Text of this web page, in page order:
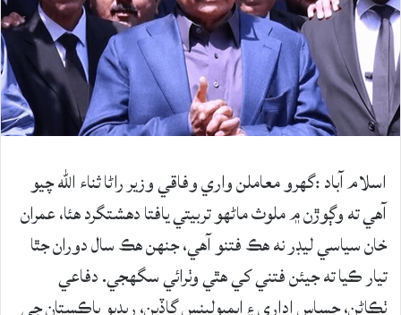
اسلام آباد :گهرو معاملن واري وفاقي وزير راڻا ثناء الله چيو
آهي ته وڳوڙن ۾ ملوث ماڻهو تربيتي يافتا دهشتگرد هئا، عمران
خان سياسي ليڊر نه هڪ فتنو آهي، جنهن هڪ سال دوران جٿا
تيار ڪيا ته جيئن فتني کي هٿي وٺرائي سگهجي. دفاعي
ٺڪاڻن، حساس اداري ۽ ايمبولينس گاڏين، ريڊيو پاڪستان جي